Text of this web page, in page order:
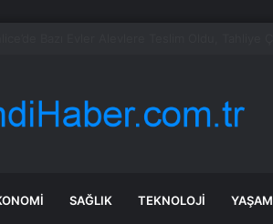
SAĞLIK TEKNOLOJI YAŞAM